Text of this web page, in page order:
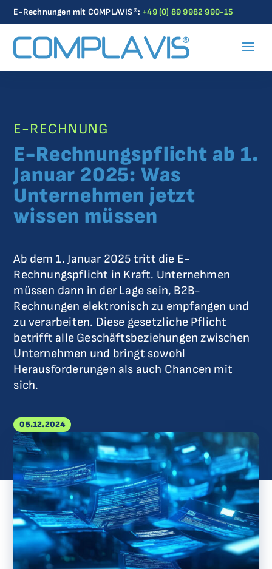
E-Rechnungen mit COMPLAVIS®: +49 (0) 89 9982 990-15
E-RECHNUNG
E-Rechnungspflicht ab 1.
Januar 2025: Was
Unternehmen jetzt
wissen müssen
Ab dem 1. Januar 2025 tritt die E-
Rechnungspflicht in Kraft. Unternehmen
müssen dann in der Lage sein, B2B-
Rechnungen elektronisch zu empfangen und
zu verarbeiten. Diese gesetzliche Pflicht
betrifft alle Geschäftsbeziehungen zwischen
Unternehmen und bringt sowohl
Herausforderungen als auch Chancen mit
sich.
05.12.2024